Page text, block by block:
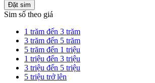
Đặt sim
Sim số theo giá
1 trăm đến 3 trăm
3 trăm đến 5 trăm
5 trăm đến 1 triệu
1 triệu đến 3 triệu
3 triệu đến 5 triệu
5 triệu trở lên